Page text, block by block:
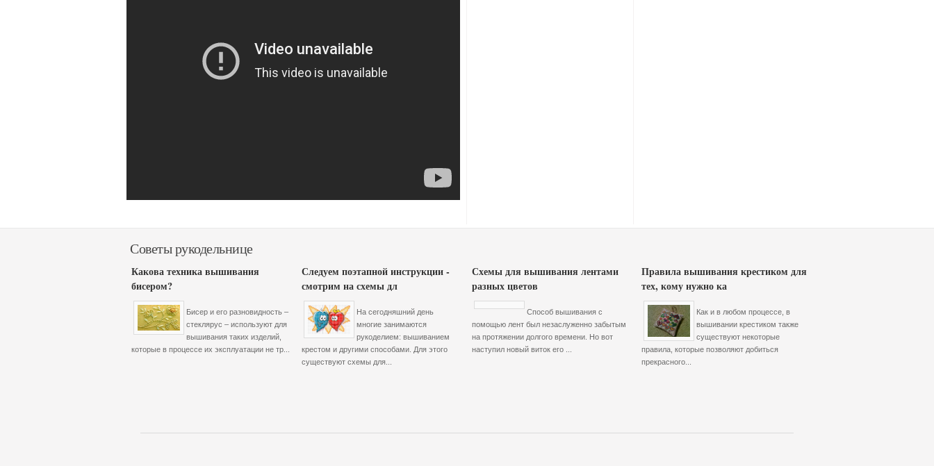
Советы рукодельнице
Какова техника вышивания
бисером?
Бисер и его разновидность –
стеклярус – используют для
вышивания таких изделий,
которые в процессе их эксплуатации не тр...
Следуем поэтапной инструкции -
смотрим на схемы дл
На сегодняшний день
многие занимаются
рукоделием: вышиванием
крестом и другими способами. Для этого
существуют схемы для...
Схемы для вышивания лентами
разных цветов
Способ вышивания с
помощью лент был незаслуженно забытым
на протяжении долгого времени. Но вот
наступил новый виток его ...
Правила вышивания крестиком для
тех, кому нужно ка
Как и в любом процессе, в
вышивании крестиком также
существуют некоторые
правила, которые позволяют добиться
прекрасного...